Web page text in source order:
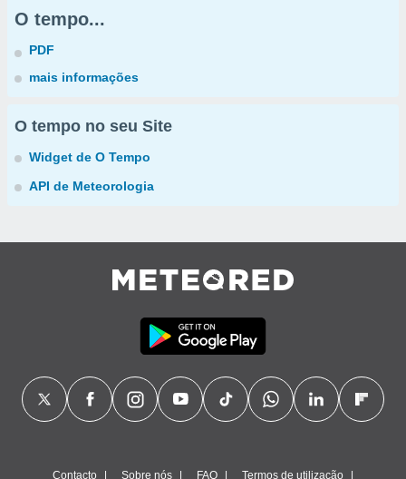
O tempo...
PDF
mais informações
O tempo no seu Site
Widget de O Tempo
API de Meteorologia
Contacto Sobre nós FAQ Termos de utilização